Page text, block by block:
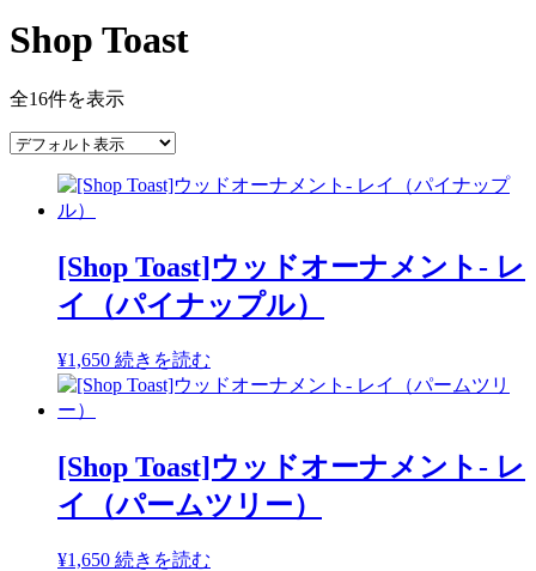
Shop Toast
全16件を表示
[Shop Toast]ウッドオーナメント- レ
イ（パイナップル）
¥1,650 続きを読む
[Shop Toast]ウッドオーナメント- レ
イ（パームツリー）
¥1,650 続きを読む